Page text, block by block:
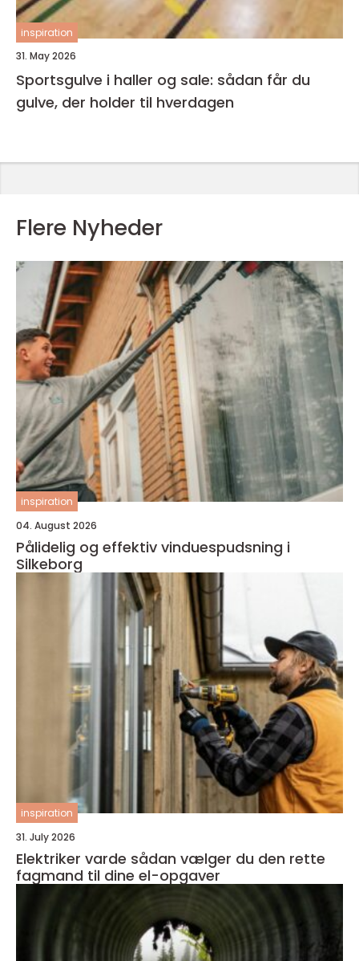
inspiration
31. May 2026
Sportsgulve i haller og sale: sådan får du
gulve, der holder til hverdagen
Flere Nyheder
inspiration
04. August 2026
Pålidelig og effektiv vinduespudsning i
Silkeborg
inspiration
31. July 2026
Elektriker varde sådan vælger du den rette
fagmand til dine el-opgaver